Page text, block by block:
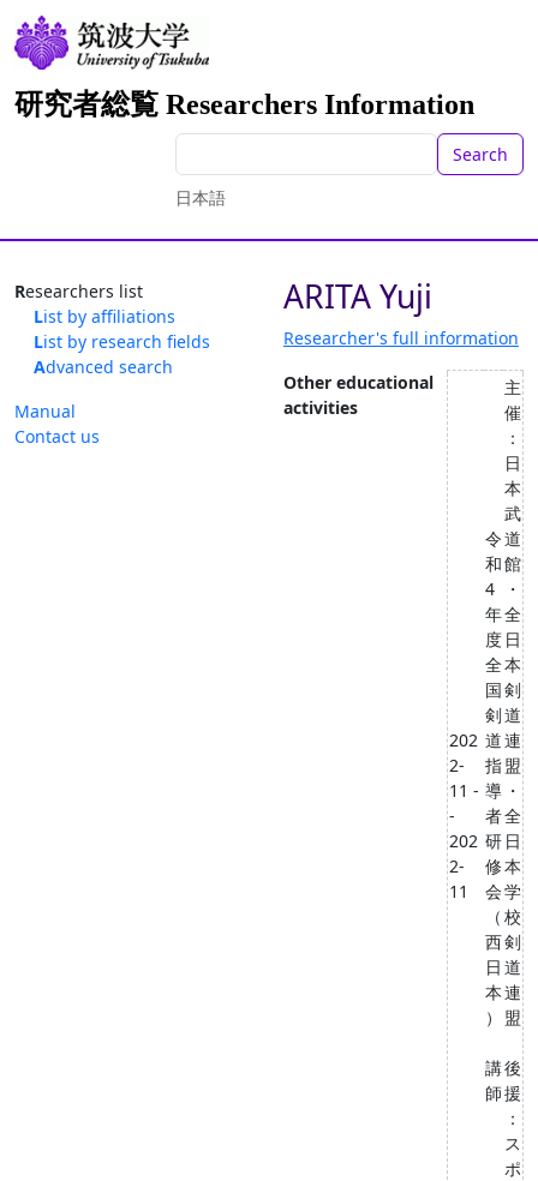
研究者総覧 Researchers Information
Search
日本語
Researchers list
List by affiliations
List by research fields
Advanced search
Manual
Contact us
ARITA Yuji
Researcher's full information
Other educational
activities
202
2-
11 -
-
202
2-
11
令
和
4
年
度
全
国
剣
道
指
導
者
研
修
会
（
西
日
本
）
講
師
主
催
：
日
本
武
道
館
・
全
日
本
剣
道
連
盟
・
全
日
本
学
校
剣
道
連
盟
後
援
：
ス
ポ